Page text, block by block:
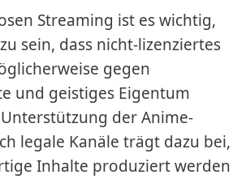
Streaming ist es wichtig,
sein, dass nicht-lizenziertes
gegen
und geistiges Eigentum
der Anime-
legale Kanäle trägt dazu bei,
Inhalte produziert werden